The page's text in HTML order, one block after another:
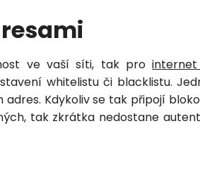
ve vaší síti, tak pro
whitelistu či blacklistu.
Kdykoliv se tak připojí
tak zkrátka nedostane
Zavolejte mi zpět